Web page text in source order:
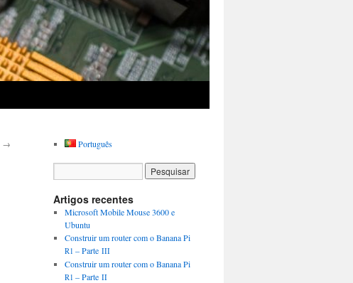
→ Português
Artigos recentes
Microsoft Mobile Mouse 3600 e
Ubuntu
Construir um router com o Banana Pi
R1 – Parte III
Construir um router com o Banana Pi
R1 – Parte II